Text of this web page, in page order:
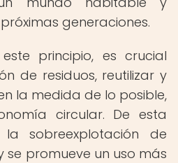
generaciones.
principio, es crucial
de residuos, reutilizar y
la medida de lo posible,
circular. De esta
sobreexplotación de
se promueve un uso más